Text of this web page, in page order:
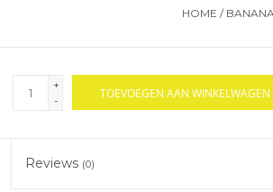
HOME /
+
-
TOEVOEGEN AAN WINKELWAGEN
Reviews (0)